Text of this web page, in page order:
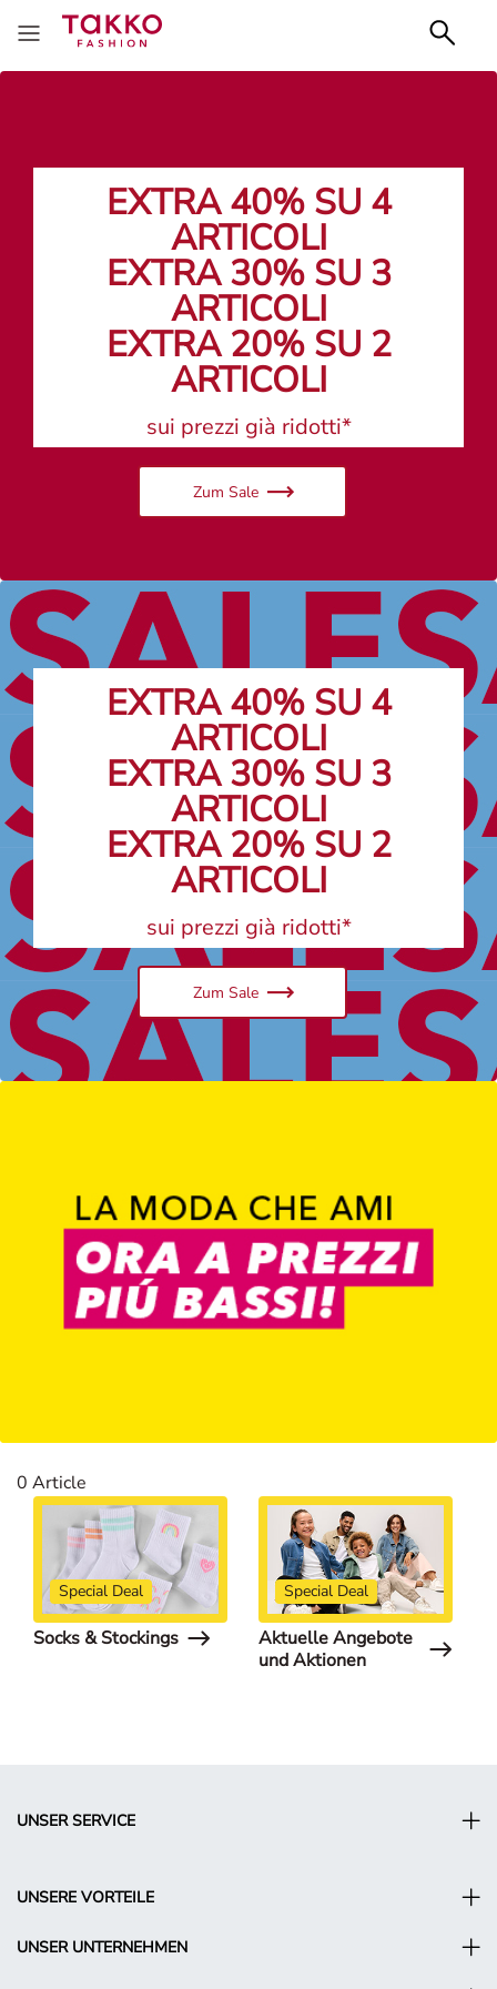
EXTRA 40% SU 4
ARTICOLI
EXTRA 30% SU 3
ARTICOLI
EXTRA 20% SU 2
ARTICOLI
sui prezzi già ridotti*
Zum Sale
EXTRA 40% SU 4
ARTICOLI
EXTRA 30% SU 3
ARTICOLI
EXTRA 20% SU 2
ARTICOLI
sui prezzi già ridotti*
Zum Sale
0 Article
Special Deal
Socks & Stockings
Special Deal
Aktuelle Angebote
und Aktionen
UNSER SERVICE
UNSERE VORTEILE
UNSER UNTERNEHMEN